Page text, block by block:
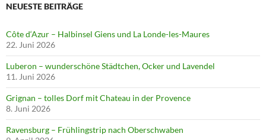
NEUESTE BEITRÄGE
Côte d‘Azur – Halbinsel Giens und La Londe-les-Maures
22. Juni 2026
Luberon – wunderschöne Städtchen, Ocker und Lavendel
11. Juni 2026
Grignan – tolles Dorf mit Chateau in der Provence
8. Juni 2026
Ravensburg – Frühlingstrip nach Oberschwaben